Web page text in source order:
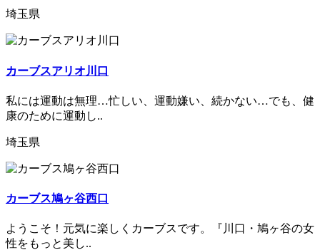
埼玉県
カーブスアリオ川口
私には運動は無理…忙しい、運動嫌い、続かない…でも、健
康のために運動し..
埼玉県
カーブス鳩ヶ谷西口
ようこそ！元気に楽しくカーブスです。『川口・鳩ヶ谷の女
性をもっと美し..